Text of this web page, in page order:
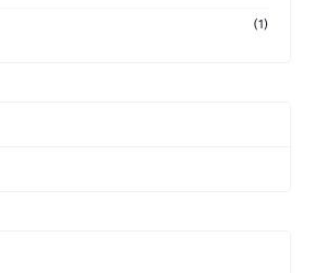
(1)